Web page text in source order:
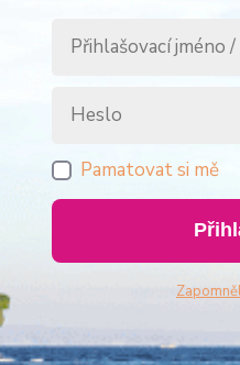
Pamatovat si mě